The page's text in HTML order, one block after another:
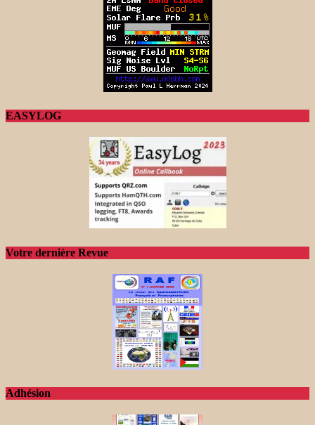
EASYLOG
Votre dernière Revue
Adhésion